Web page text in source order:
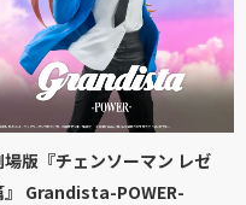
場版『チェンソーマン レゼ
』 Grandista-POWER-